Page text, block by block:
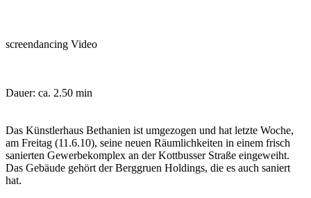
screendancing Video
Dauer: ca. 2.50 min
Das Künstlerhaus Bethanien ist umgezogen und hat letzte Woche,
am Freitag (11.6.10), seine neuen Räumlichkeiten in einem frisch
sanierten Gewerbekomplex an der Kottbusser Straße eingeweiht.
Das Gebäude gehört der Berggruen Holdings, die es auch saniert
hat.